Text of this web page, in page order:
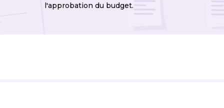
l'approbation du budget.